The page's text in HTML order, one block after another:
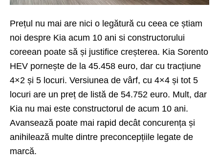
Prețul nu mai are nici o legătură cu ceea ce știam
noi despre Kia acum 10 ani si constructorului
coreean poate să și justifice creșterea. Kia Sorento
HEV pornește de la 45.458 euro, dar cu tracțiune
4×2 și 5 locuri. Versiunea de vârf, cu 4×4 și tot 5
locuri are un preț de listă de 54.752 euro. Mult, dar
Kia nu mai este constructorul de acum 10 ani.
Avansează poate mai rapid decât concurența și
anihilează multe dintre preconcepțiile legate de
marcă.